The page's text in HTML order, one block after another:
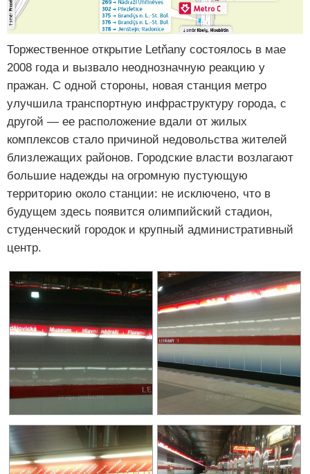
Торжественное открытие Letňany состоялось в мае
2008 года и вызвало неоднозначную реакцию у
пражан. С одной стороны, новая станция метро
улучшила транспортную инфраструктуру города, с
другой — ее расположение вдали от жилых
комплексов стало причиной недовольства жителей
близлежащих районов. Городские власти возлагают
большие надежды на огромную пустующую
территорию около станции: не исключено, что в
будущем здесь появится олимпийский стадион,
студенческий городок и крупный административный
центр.